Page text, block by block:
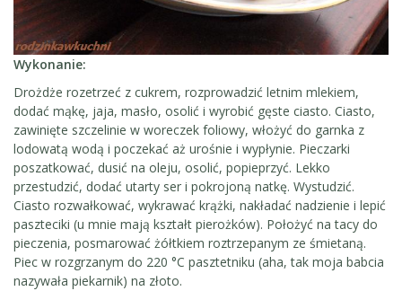
Wykonanie:
Drożdże rozetrzeć z cukrem, rozprowadzić letnim mlekiem,
dodać mąkę, jaja, masło, osolić i wyrobić gęste ciasto. Ciasto,
zawinięte szczelinie w woreczek foliowy, włożyć do garnka z
lodowatą wodą i poczekać aż urośnie i wypłynie. Pieczarki
poszatkować, dusić na oleju, osolić, popieprzyć. Lekko
przestudzić, dodać utarty ser i pokrojoną natkę. Wystudzić.
Ciasto rozwałkować, wykrawać krążki, nakładać nadzienie i lepić
paszteciki (u mnie mają kształt pierożków). Położyć na tacy do
pieczenia, posmarować żółtkiem roztrzepanym ze śmietaną.
Piec w rozgrzanym do 220 °C pasztetniku (aha, tak moja babcia
nazywała piekarnik) na złoto.